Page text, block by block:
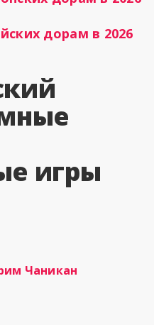
дорам в 2026
игры
Чаникан